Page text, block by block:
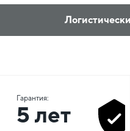
Гарантия:
5 лет